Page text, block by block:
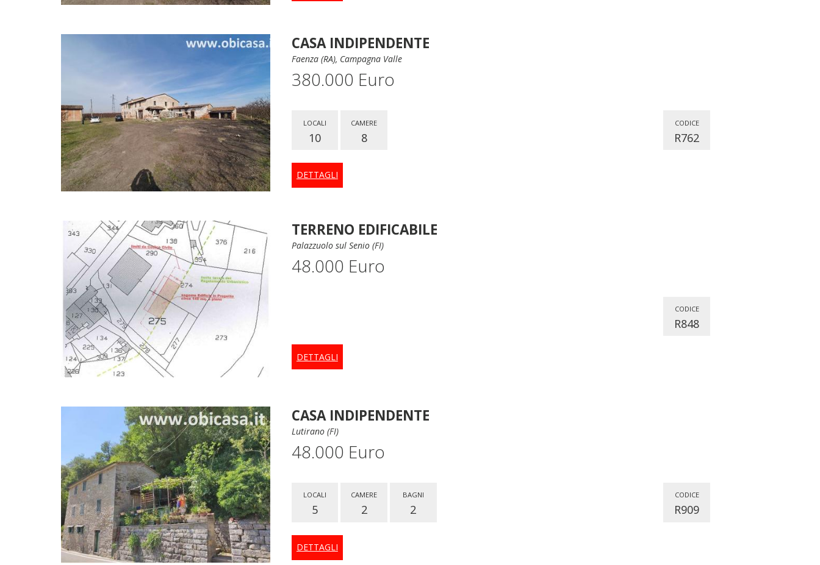
CASA INDIPENDENTE
Faenza (RA), Campagna Valle
380.000 Euro
CODICE
R762
LOCALI
10
CAMERE
8
DETTAGLI
TERRENO EDIFICABILE
Palazzuolo sul Senio (FI)
48.000 Euro
CODICE
R848
DETTAGLI
CASA INDIPENDENTE
Lutirano (FI)
48.000 Euro
CODICE
R909
LOCALI
5
CAMERE
2
BAGNI
2
DETTAGLI